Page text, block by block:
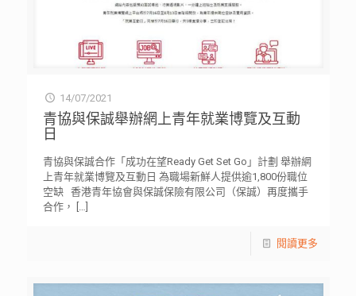
14/07/2021
青協與保誠舉辦網上青年就業博覽及互動
日
青協與保誠合作「成功在望Ready Get Set Go」計劃 舉辦網
上青年就業博覽及互動日 為職場新鮮人提供逾1,800份職位
空缺 香港青年協會與保誠保險有限公司（保誠）再度攜手
合作，
[…]
閱讀更多